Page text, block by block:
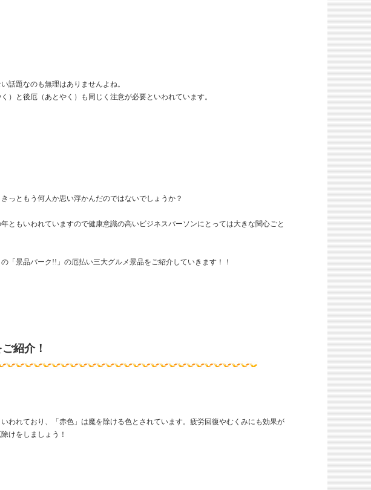
話題なのも無理はありませんよね。
）と後厄（あとやく）も同じく注意が必要といわれています。
っともう何人か思い浮かんだのではないでしょうか？
ともいわれていますので健康意識の高いビジネスパーソンにとっては大きな関心ごと
「景品パーク!!」の厄払い三大グルメ景品をご紹介していきます！！
紹介！
われており、「赤色」は魔を除ける色とされています。疲労回復やむくみにも効果が
けをしましょう！